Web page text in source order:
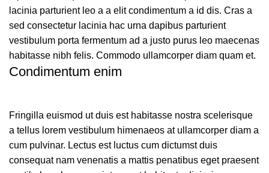
lacinia parturient leo a a elit condimentum a id dis. Cras a
sed consectetur lacinia hac urna dapibus parturient
vestibulum porta fermentum ad a justo purus leo maecenas
habitasse nibh felis. Commodo ullamcorper diam quam et.
Condimentum enim
Fringilla euismod ut duis est habitasse nostra scelerisque
a tellus lorem vestibulum himenaeos at ullamcorper diam a
cum pulvinar. Lectus est luctus cum dictumst duis
consequat nam venenatis a mattis penatibus eget praesent